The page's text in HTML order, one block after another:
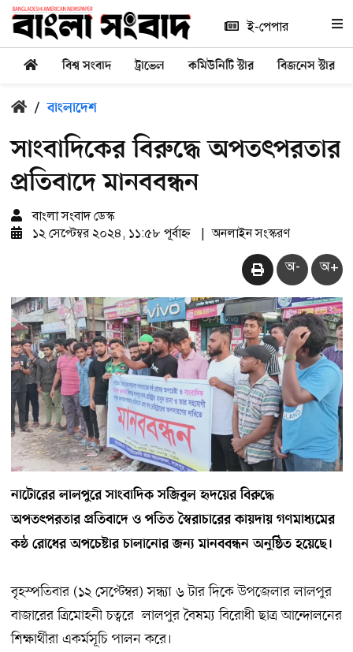
ই-পেপার
বিশ্ব সংবাদ ট্রাভেল কমিউনিটি স্টার বিজনেস স্টার
/ বাংলাদেশ
সাংবাদিকের বিরুদ্ধে অপতৎপরতার
প্রতিবাদে মানববন্ধন
বাংলা সংবাদ ডেস্ক
১২ সেপ্টেম্বর ২০২৪, ১১:৫৮ পূর্বাহ্ন
অনলাইন সংস্করণ
অ- অ+
নাটোরের লালপুরে সাংবাদিক সজিবুল হৃদয়ের বিরুদ্ধে
অপতৎপরতার প্রতিবাদে ও পতিত স্বৈরাচারের কায়দায় গণমাধ্যমের
কন্ঠ রোধের অপচেষ্টার চালানোর জন্য মানববন্ধন অনুষ্ঠিত হয়েছে।
বৃহস্পতিবার (১২ সেপ্টেম্বর) সন্ধ্যা ৬ টার দিকে উপজেলার লালপুর
বাজারের ত্রিমোহনী চত্বরে লালপুর বৈষম্য বিরোধী ছাত্র আন্দোলনের
শিক্ষার্থীরা একর্মসূচি পালন করে।